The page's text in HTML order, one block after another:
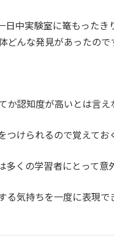
中実験室に篭もった
んな発見があったので
認知度が高いとは言え
けられるので覚えてお
多くの学習者にとって意
気持ちを一度に表現